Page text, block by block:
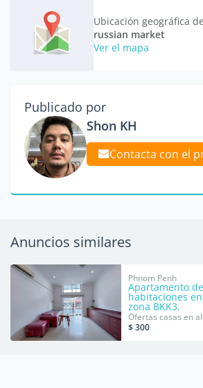
Ubicación geográfica
russian market
Ver el mapa
Publicado por
Shon KH
Contacta con el
Anuncios similares
Phnom Penh
Apartamento
habitaciones
zona BKK3.
Ofertas casas en
$ 300